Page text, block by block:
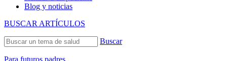
Blog y noticias
BUSCAR ARTÍCULOS
Buscar
Para futuros padres